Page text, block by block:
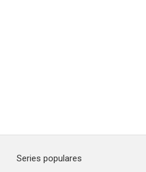
Series populares